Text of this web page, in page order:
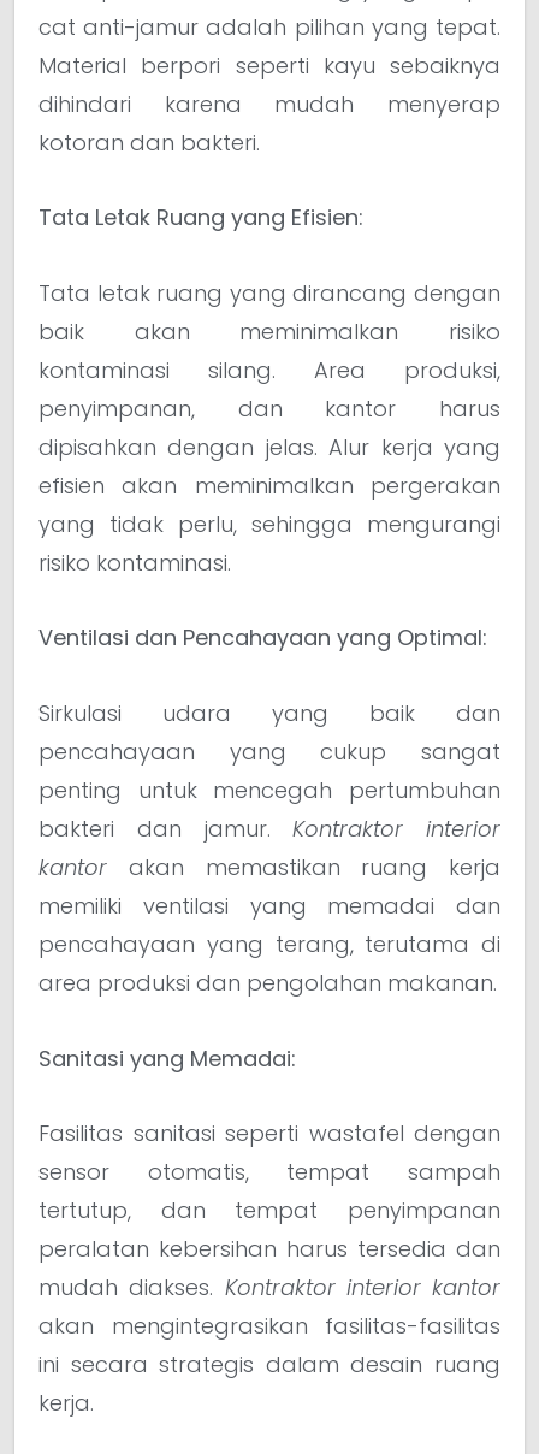
cat anti-jamur adalah pilihan yang tepat.
Material berpori seperti kayu sebaiknya
dihindari karena mudah menyerap
kotoran dan bakteri.
Tata Letak Ruang yang Efisien:
Tata letak ruang yang dirancang dengan
baik akan meminimalkan risiko
kontaminasi silang. Area produksi,
penyimpanan, dan kantor harus
dipisahkan dengan jelas. Alur kerja yang
efisien akan meminimalkan pergerakan
yang tidak perlu, sehingga mengurangi
risiko kontaminasi.
Ventilasi dan Pencahayaan yang Optimal:
Sirkulasi udara yang baik dan
pencahayaan yang cukup sangat
penting untuk mencegah pertumbuhan
bakteri dan jamur.Kontraktor interior
kantor akan memastikan ruang kerja
memiliki ventilasi yang memadai dan
pencahayaan yang terang, terutama di
area produksi dan pengolahan makanan.
Sanitasi yang Memadai:
Fasilitas sanitasi seperti wastafel dengan
sensor otomatis, tempat sampah
tertutup, dan tempat penyimpanan
peralatan kebersihan harus tersedia dan
mudah diakses. Kontraktor interior kantor
akan mengintegrasikan fasilitas-fasilitas
ini secara strategis dalam desain ruang
kerja.